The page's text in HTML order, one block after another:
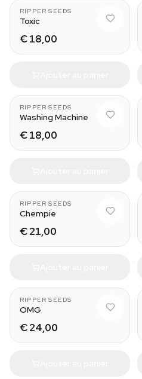
RIPPER SEEDS
Toxic
€ 18,00
RIPPER SEEDS
Washing Machine
€ 18,00
RIPPER SEEDS
Chempie
€ 21,00
RIPPER SEEDS
OMG
€ 24,00